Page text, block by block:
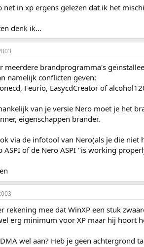
net in xp ergens gelezen dat ik het
denk ik...
meerdere brandprogramma's
namelijk conflicten geven:
Feurio, EasycdCreator of
van je versie Nero moet je het
eigenschappen brander.
via de infotool van Nero(als je die
ASPI of de Nero ASPI "is working
rekening mee dat WinXP een stuk
erg minimum voor XP maar hij hoort
wel aan? Heb je geen achtergrond